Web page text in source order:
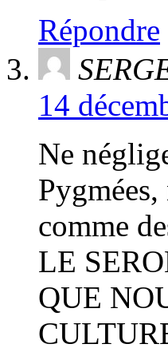
Répondre
14
Ne
comme
LE
QUE